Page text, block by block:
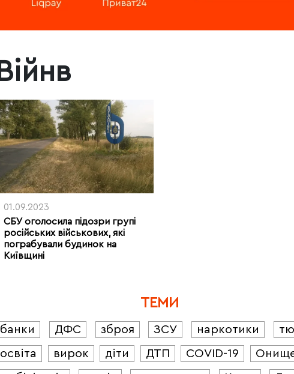
Війнв
01.09.2023
СБУ оголосила підозри групі
російських військових, які
пограбували будинок на
Київщині
ТЕМИ
банки ДФС зброя ЗСУ наркотики
освіта
вирок діти ДТП COVID-19